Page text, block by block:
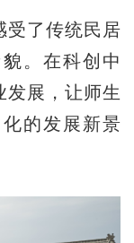
了传统民居
。在科创中
发展，让师生
的发展新景